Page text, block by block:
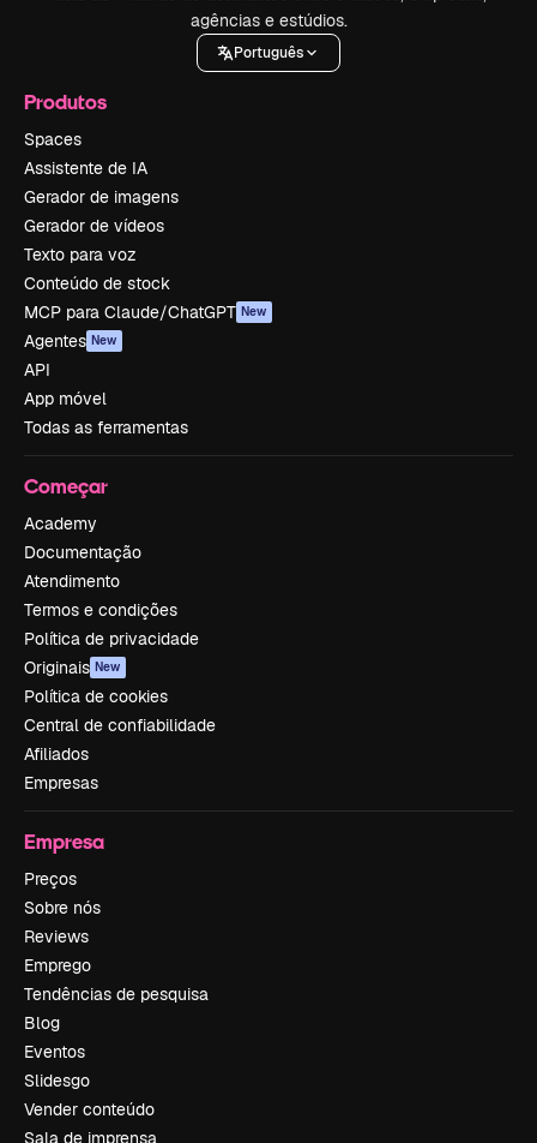
agências e estúdios.
Português
Produtos
Spaces
Assistente de IA
Gerador de imagens
Gerador de vídeos
Texto para voz
Conteúdo de stock
MCP para Claude/ChatGPT New
Agentes New
API
App móvel
Todas as ferramentas
Começar
Academy
Documentação
Atendimento
Termos e condições
Política de privacidade
Originais New
Política de cookies
Central de confiabilidade
Afiliados
Empresas
Empresa
Preços
Sobre nós
Reviews
Emprego
Tendências de pesquisa
Blog
Eventos
Slidesgo
Vender conteúdo
Sala de imprensa